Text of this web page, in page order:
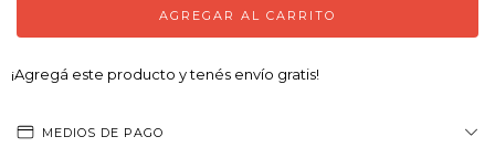
¡Agregá este producto ytenés envío gratis!
MEDIOS DE PAGO